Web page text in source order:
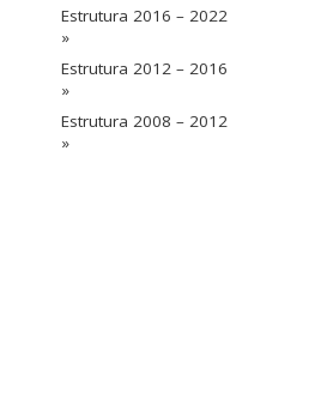
Estrutura 2016 – 2022
»
Estrutura 2012 – 2016
»
Estrutura 2008 – 2012
»